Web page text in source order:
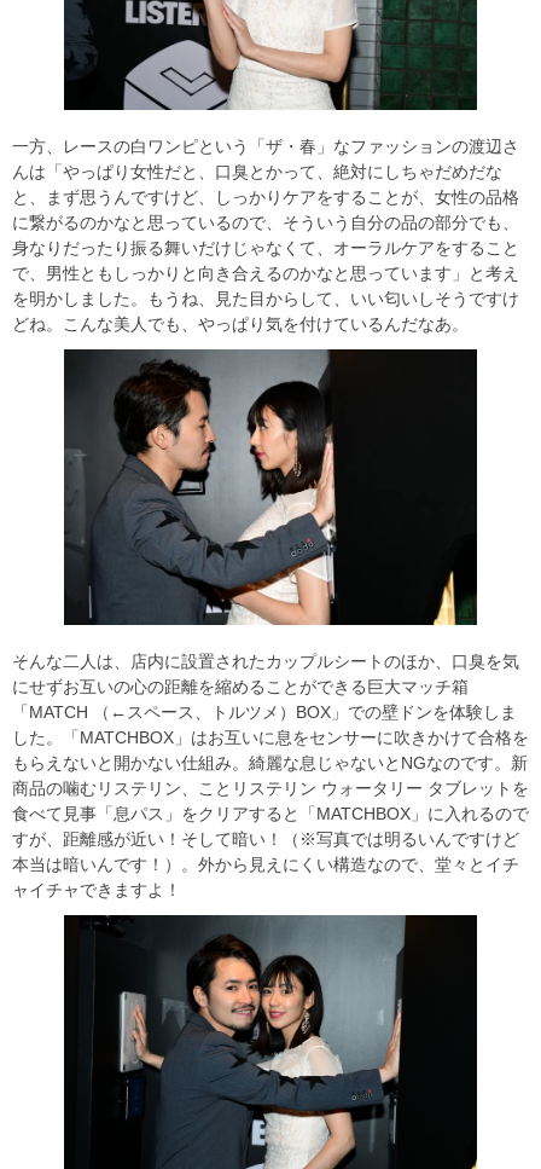
一方、レースの白ワンピという「ザ・春」なファッションの渡辺さ
んは「やっぱり女性だと、口臭とかって、絶対にしちゃだめだな
と、まず思うんですけど、しっかりケアをすることが、女性の品格
に繋がるのかなと思っているので、そういう自分の品の部分でも、
身なりだったり振る舞いだけじゃなくて、オーラルケアをすること
で、男性ともしっかりと向き合えるのかなと思っています」と考え
を明かしました。もうね、見た目からして、いい匂いしそうですけ
どね。こんな美人でも、やっぱり気を付けているんだなあ。
そんな二人は、店内に設置されたカップルシートのほか、口臭を気
にせずお互いの心の距離を縮めることができる巨大マッチ箱
「MATCH （←スペース、トルツメ）BOX」での壁ドンを体験しま
した。「MATCHBOX」はお互いに息をセンサーに吹きかけて合格を
もらえないと開かない仕組み。綺麗な息じゃないとNGなのです。新
商品の噛むリステリン、ことリステリン ウォータリー タブレットを
食べて見事「息パス」をクリアすると「MATCHBOX」に入れるので
すが、距離感が近い！そして暗い！（※写真では明るいんですけど
本当は暗いんです！）。外から見えにくい構造なので、堂々とイチ
ャイチャできますよ！